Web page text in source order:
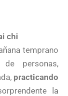
chi
temprano
personas,
practicando
la